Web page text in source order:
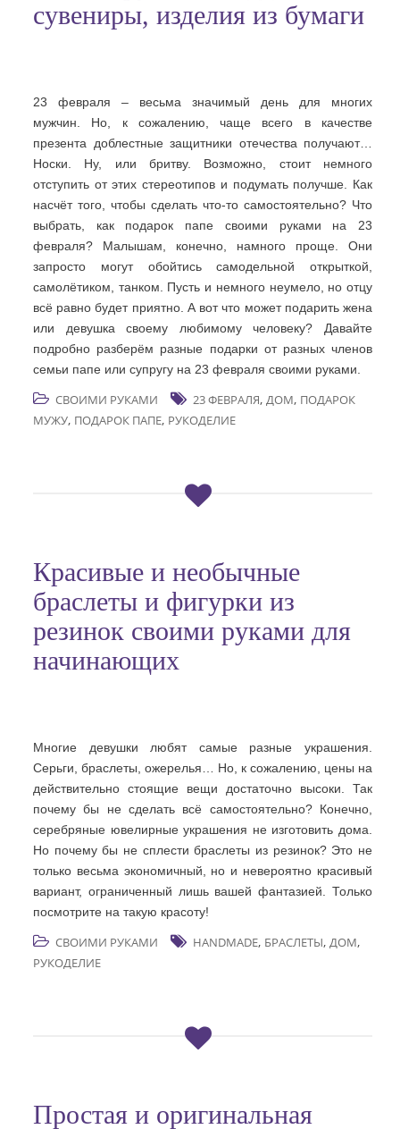
сувениры, изделия из бумаги
23 февраля – весьма значимый день для многих
мужчин. Но, к сожалению, чаще всего в качестве
презента доблестные защитники отечества получают…
Носки. Ну, или бритву. Возможно, стоит немного
отступить от этих стереотипов и подумать получше. Как
насчёт того, чтобы сделать что-то самостоятельно? Что
выбрать, как подарок папе своими руками на 23
февраля? Малышам, конечно, намного проще. Они
запросто могут обойтись самодельной открыткой,
самолётиком, танком. Пусть и немного неумело, но отцу
всё равно будет приятно. А вот что может подарить жена
или девушка своему любимому человеку? Давайте
подробно разберём разные подарки от разных членов
семьи папе или супругу на 23 февраля своими руками.
СВОИМИ РУКАМИ 23 ФЕВРАЛЯ, ДОМ, ПОДАРОК
МУЖУ, ПОДАРОК ПАПЕ, РУКОДЕЛИЕ
Красивые и необычные
браслеты и фигурки из
резинок своими руками для
начинающих
Многие девушки любят самые разные украшения.
Серьги, браслеты, ожерелья… Но, к сожалению, цены на
действительно стоящие вещи достаточно высоки. Так
почему бы не сделать всё самостоятельно? Конечно,
серебряные ювелирные украшения не изготовить дома.
Но почему бы не сплести браслеты из резинок? Это не
только весьма экономичный, но и невероятно красивый
вариант, ограниченный лишь вашей фантазией. Только
посмотрите на такую красоту!
СВОИМИ РУКАМИ HANDMADE, БРАСЛЕТЫ, ДОМ,
РУКОДЕЛИЕ
Простая и оригинальная